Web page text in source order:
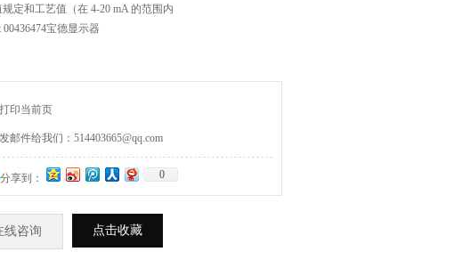
定和工艺值（在 4-20 mA 的范围内
00436474宝德显示器
打印当前页
发邮件给我们：514403665@qq.com
分享到： 0
线咨询 点击收藏